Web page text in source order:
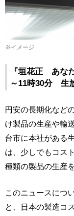
※イメージ
『垣花正 あな
～11時30分 生
円安の長期化など
け製品の生産や輸
台市に本社がある
は、少しでもコス
種類の製品の生産
このニュースにつ
と、日本の製造コ